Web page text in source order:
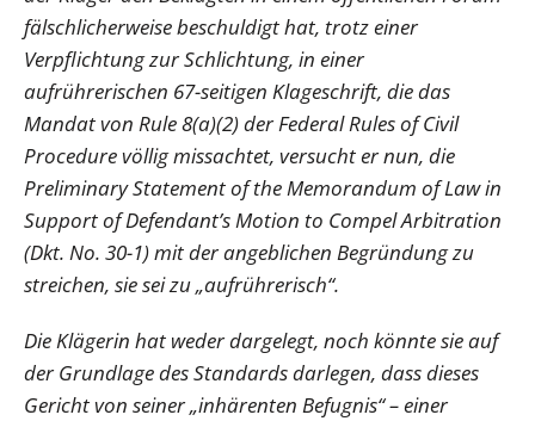
fälschlicherweise beschuldigt hat, trotz einer
Verpflichtung zur Schlichtung, in einer
aufrührerischen 67-seitigen Klageschrift, die das
Mandat von Rule 8(a)(2) der Federal Rules of Civil
Procedure völlig missachtet, versucht er nun, die
Preliminary Statement of the Memorandum of Law in
Support of Defendant’s Motion to Compel Arbitration
(Dkt. No. 30-1) mit der angeblichen Begründung zu
streichen, sie sei zu „aufrührerisch“.
Die Klägerin hat weder dargelegt, noch könnte sie auf
der Grundlage des Standards darlegen, dass dieses
Gericht von seiner „inhärenten Befugnis“ – einer